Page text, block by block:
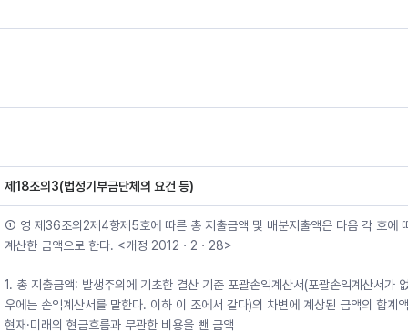
제18조의3(법정기부금단체의 요건 등)
① 영 제36조의2제4항제5호에 따른 총 지출금액 및 배분지출액은 다음 각 호에
계산한 금액으로 한다. <개정 2012ㆍ2ㆍ28>
1. 총 지출금액: 발생주의에 기초한 결산 기준 포괄손익계산서(포괄손익계산서가
우에는 손익계산서를 말한다. 이하 이 조에서 같다)의 차변에 계상된 금액의 합계
현재·미래의 현금흐름과 무관한 비용을 뺀 금액